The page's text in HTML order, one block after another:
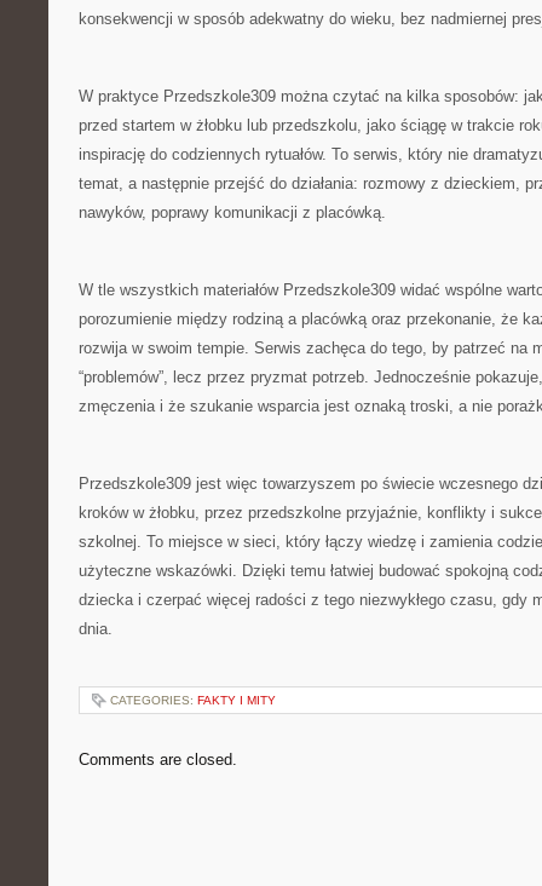
konsekwencji w sposób adekwatny do wieku, bez nadmiernej
W praktyce Przedszkole309 można czytać na kilka sposobów:
przed startem w żłobku lub przedszkolu, jako ściągę w trakcie
inspirację do codziennych rytuałów. To serwis, który nie
temat, a następnie przejść do działania: rozmowy z dzieckiem,
nawyków, poprawy komunikacji z placówką.
W tle wszystkich materiałów Przedszkole309 widać wspólne
porozumienie między rodziną a placówką oraz przekonanie, że
rozwija w swoim tempie. Serwis zachęca do tego, by patrzeć na
“problemów”, lecz przez pryzmat potrzeb. Jednocześnie
zmęczenia i że szukanie wsparcia jest oznaką troski, a nie
Przedszkole309 jest więc towarzyszem po świecie wczesnego
kroków w żłobku, przez przedszkolne przyjaźnie, konflikty i
szkolnej. To miejsce w sieci, który łączy wiedzę i zamienia
użyteczne wskazówki. Dzięki temu łatwiej budować spokojną
dziecka i czerpać więcej radości z tego niezwykłego czasu, gdy
dnia.
CATEGORIES: FAKTY I MITY
Comments are closed.